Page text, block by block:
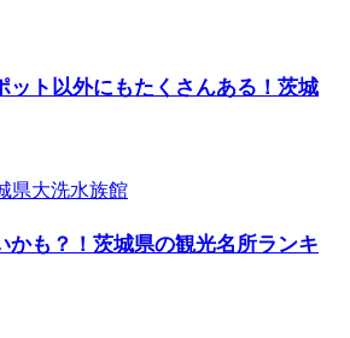
ット以外にもたくさんある！茨城
かも？！茨城県の観光名所ランキ